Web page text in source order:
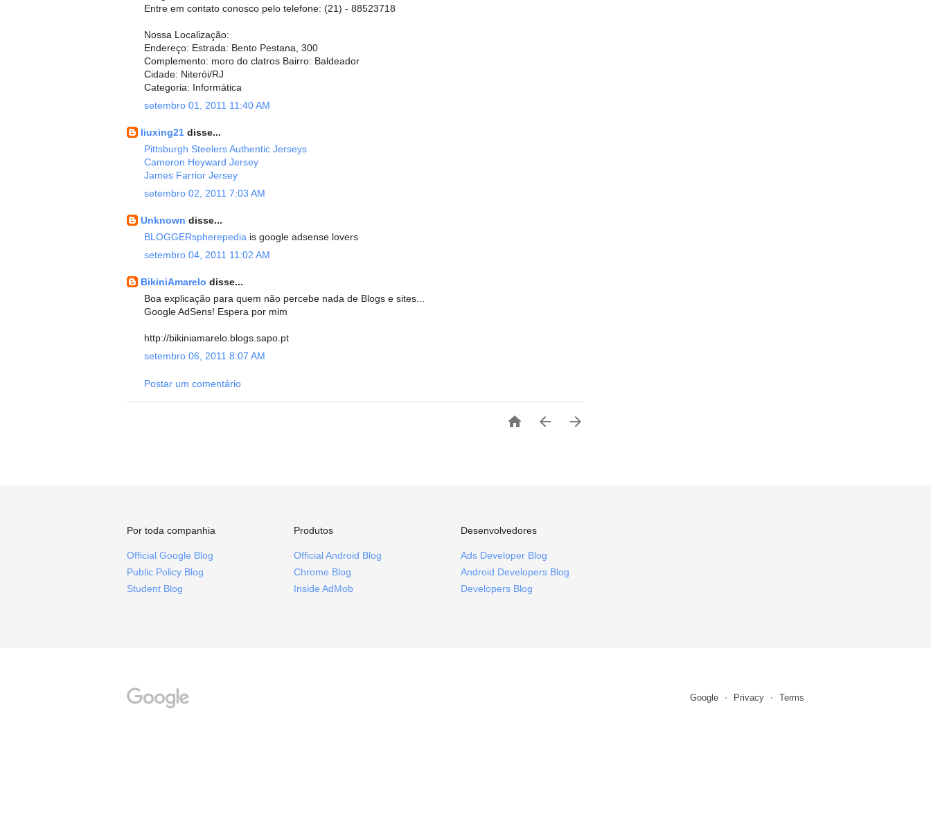
Entre em contato conosco pelo telefone: (21) - 88523718
Nossa Localização:
Endereço: Estrada: Bento Pestana, 300
Complemento: moro do clatros Bairro: Baldeador
Cidade: Niterói/RJ
Categoria: Informática
setembro 01, 2011 11:40 AM
liuxing21 disse...
Pittsburgh Steelers Authentic Jerseys
Cameron Heyward Jersey
James Farrior Jersey
setembro 02, 2011 7:03 AM
Unknown disse...
BLOGGERspherepedia is google adsense lovers
setembro 04, 2011 11:02 AM
BikiniAmarelo disse...
Boa explicação para quem não percebe nada de Blogs e sites...
Google AdSens! Espera por mim
http://bikiniamarelo.blogs.sapo.pt
setembro 06, 2011 8:07 AM
Postar um comentário
  
Por toda companhia
Official Google Blog
Public Policy Blog
Student Blog
Produtos
Official Android Blog
Chrome Blog
Inside AdMob
Desenvolvedores
Ads Developer Blog
Android Developers Blog
Developers Blog
Google Privacy Terms